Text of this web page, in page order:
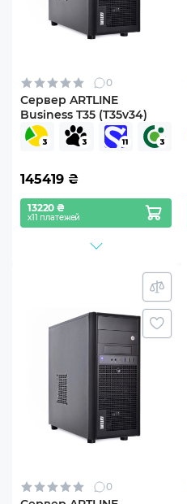
0
Сервер ARTLINE
Business T35 (T35v34)
145419 ₴
13220 ₴
х11 платежей
0